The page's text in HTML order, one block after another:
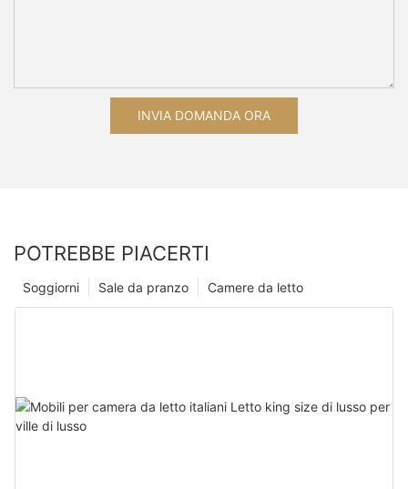
INVIA DOMANDA ORA
POTREBBE PIACERTI
Camere da letto
Sale da pranzo
Soggiorni